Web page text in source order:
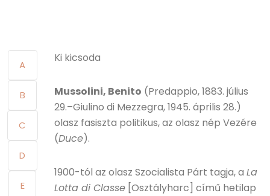
A
B
C
D
E
Ki kicsoda
Mussolini, Benito (Predappio, 1883. július
29.–Giulino di Mezzegra, 1945. április 28.)
olasz fasiszta politikus, az olasz nép Vezére
(Duce).
1900-tól az olasz Szocialista Párt tagja, a La
Lotta di Classe[Osztályharc] című hetilap